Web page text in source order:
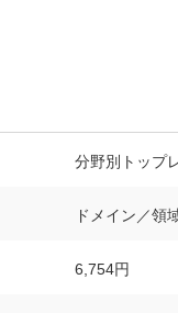
分野別トップ
ドメイン／領
6,754円